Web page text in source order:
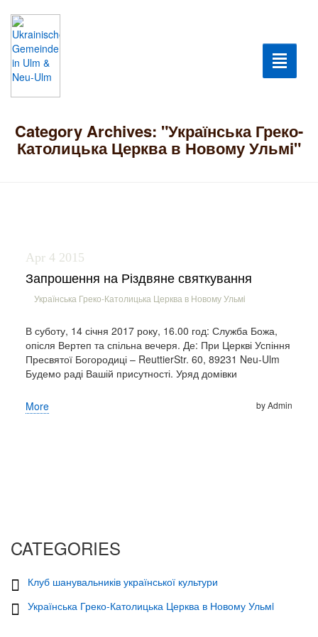
Toggle
Координаційний центр
Клуб Шанувальників
Видатнi украiнцi
Подiї
Церква
Контакти
Impressum
Category Archives: "Українська Греко-
Католицька Церква в Новому Ульмi"
Apr 4 2015
Запрошення на Різдвяне святкування
Українська Греко-Католицька Церква в Новому Ульмi
В суботу, 14 січня 2017 року, 16.00 год: Служба Божа,
опісля Вертеп та спільна вечеря. Де: При Церкві Успіння
Пресвятої Богородиці – ReuttierStr. 60, 89231 Neu-Ulm
Будемо раді Вашій присутності. Уряд домівки
More by Admin
CATEGORIES
Клуб шанувальників української культури
Українська Греко-Католицька Церква в Новому Ульмi